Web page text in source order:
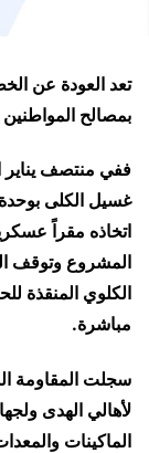
تعد العودة عن
بمصالح
ففي منتصف يناير
غسيل الكلى بوحدة
اتخاذه مقراً
المشروع وتوقف
الكلوي المنقذة
مباشرة.
سجلت المقاومة
لأهالي الهدى
الماكينات